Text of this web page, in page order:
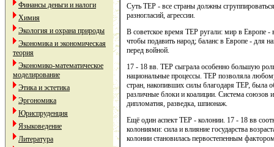
Финансы деньги и налоги
Химия
Экология и охрана природы
Экономика и экономическая
теория
Экономико-математическое
моделирование
Этика и эстетика
Эргономика
Юриспруденция
Языковедение
Литература
Суть ТЕР - все страны должны
разногласий, агрессии.
В советское время ТЕР ругали: мир в Европе
чтобы подавить народ; баланс в Европе - для
перед войной.
17 - 18 вв. ТЕР сыграла особенно большую
национальные процессы. ТЕР позволяла
стран, накопивших силы благодаря ТЕР, была
различные блоки и коалиции. Система союзов
дипломатия, разведка, шпионаж.
Ещё один аспект ТЕР - колонии. 17 - 18 вв
колониями: сила и влияние государства
колонии становилась первостепенным